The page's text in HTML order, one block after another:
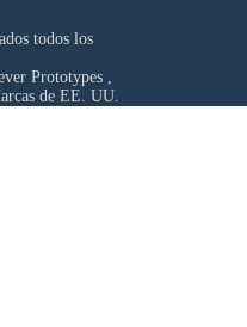
todos los
Prototypes ,
de EE. UU.